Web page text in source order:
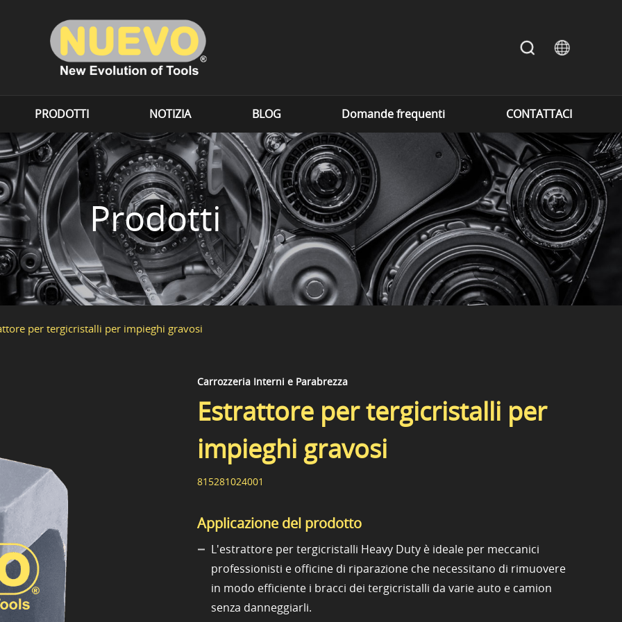
PRODOTTI NOTIZIA BLOG Domande frequenti CONTATTACI
Prodotti
per tergicristalli per impieghi gravosi
Carrozzeria Interni e Parabrezza
Estrattore per tergicristalli per
impieghi gravosi
815281024001
Applicazione del prodotto
L'estrattore per tergicristalli Heavy Duty è ideale per meccanici
professionisti e officine di riparazione che necessitano di rimuovere
in modo efficiente i bracci dei tergicristalli da varie auto e camion
senza danneggiarli.